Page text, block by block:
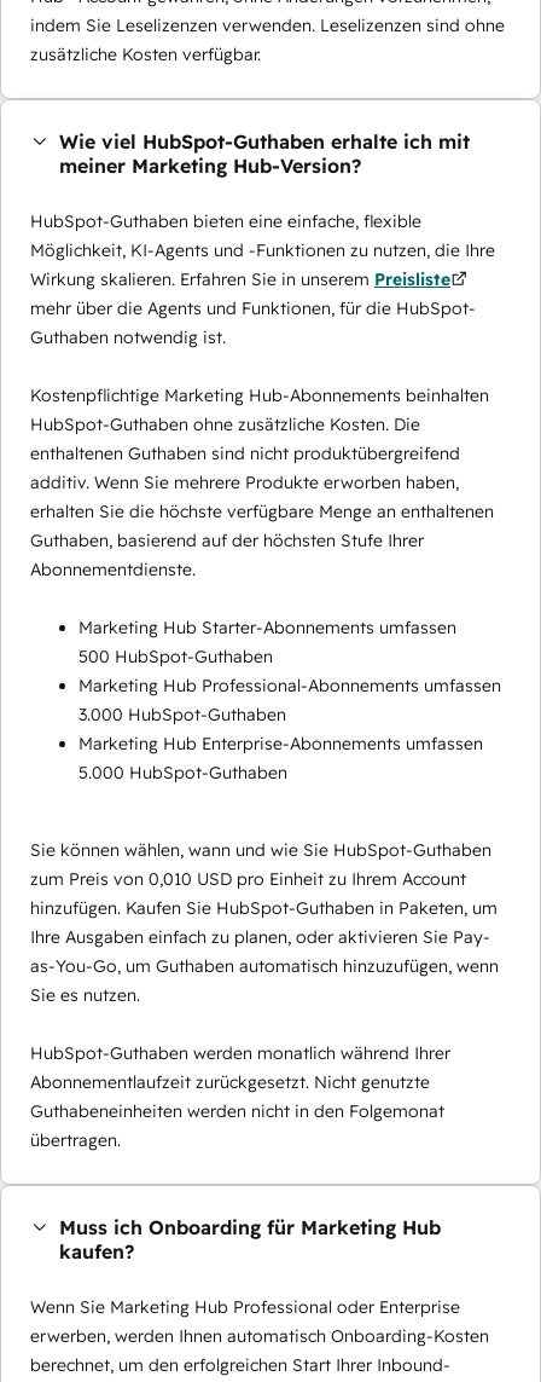
indem Sie Leselizenzen verwenden. Leselizenzen sind ohne
zusätzliche Kosten verfügbar.
Wie viel HubSpot-Guthaben erhalte ich mit
meiner Marketing Hub-Version?
HubSpot-Guthaben bieten eine einfache, flexible
Möglichkeit, KI-Agents und -Funktionen zu nutzen, die Ihre
Wirkung skalieren. Erfahren Sie in unserem Preisliste
mehr über die Agents und Funktionen, für die HubSpot-
Guthaben notwendig ist.
Kostenpflichtige Marketing Hub-Abonnements beinhalten
HubSpot-Guthaben ohne zusätzliche Kosten. Die
enthaltenen Guthaben sind nicht produktübergreifend
additiv. Wenn Sie mehrere Produkte erworben haben,
erhalten Sie die höchste verfügbare Menge an enthaltenen
Guthaben, basierend auf der höchsten Stufe Ihrer
Abonnementdienste.
Marketing Hub Starter-Abonnements umfassen
500 HubSpot-Guthaben
Marketing Hub Professional-Abonnements umfassen
3.000 HubSpot-Guthaben
Marketing Hub Enterprise-Abonnements umfassen
5.000 HubSpot-Guthaben
Sie können wählen, wann und wie Sie HubSpot-Guthaben
zum Preis von 0,010 USD pro Einheit zu Ihrem Account
hinzufügen. Kaufen Sie HubSpot-Guthaben in Paketen, um
Ihre Ausgaben einfach zu planen, oder aktivieren Sie Pay-
as-You-Go, um Guthaben automatisch hinzuzufügen, wenn
Sie es nutzen.
HubSpot-Guthaben werden monatlich während Ihrer
Abonnementlaufzeit zurückgesetzt. Nicht genutzte
Guthabeneinheiten werden nicht in den Folgemonat
übertragen.
Muss ich Onboarding für Marketing Hub
kaufen?
Wenn Sie Marketing Hub Professional oder Enterprise
erwerben, werden Ihnen automatisch Onboarding-Kosten
berechnet, um den erfolgreichen Start Ihrer Inbound-